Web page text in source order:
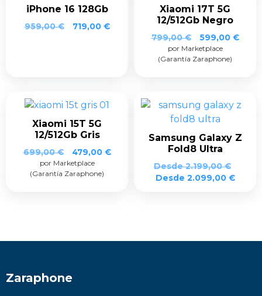
iPhone 16 128Gb
959,00€ 719,00 €
Xiaomi 17T 5G
12/512Gb Negro
799,00€
El
precio
original
599,00 €El
por Marketplace
(Garantía Zaraphone)
Xiaomi 15T 5G
12/512Gb Gris
699,00€
El
precio
original
479,00 €El
por Marketplace
(Garantía Zaraphone)
Samsung Galaxy Z
Fold8 Ultra
Desde2.199,00€
Desde 2.099,00 €
Zaraphone